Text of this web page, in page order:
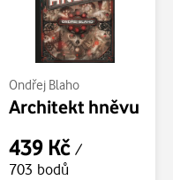
Ondřej Blaho
Architekt hněvu
439 Kč /
703 bodů